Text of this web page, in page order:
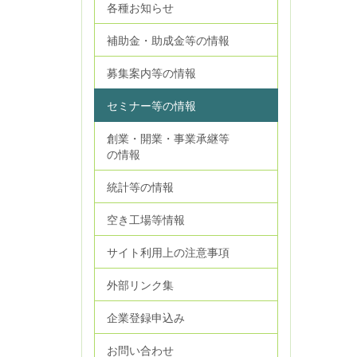
各種お知らせ
補助金・助成金等の情報
募集案内等の情報
セミナー等の情報
創業・開業・事業承継等
の情報
統計等の情報
空き工場等情報
サイト利用上の注意事項
外部リンク集
企業登録申込み
お問い合わせ